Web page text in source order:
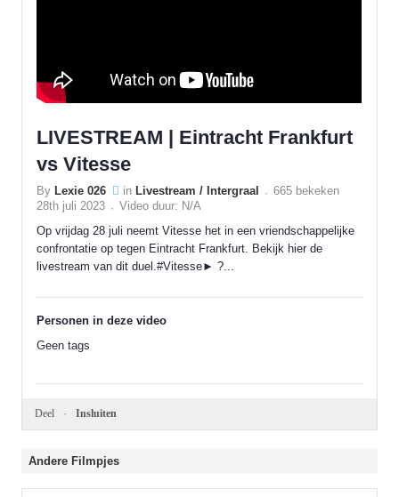
LIVESTREAM | Eintracht Frankfurt
vs Vitesse
By Lexie 026 in Livestream / Intergraal
665 bekeken
28th juli 2023
Video duur: N/A
Op vrijdag 28 juli neemt Vitesse het in een vriendschappelijke
confrontatie op tegen Eintracht Frankfurt. Bekijk hier de
livestream van dit duel.#Vitesse► ?...
Personen in deze video
Geen tags
Deel Insluiten
Andere Filmpjes